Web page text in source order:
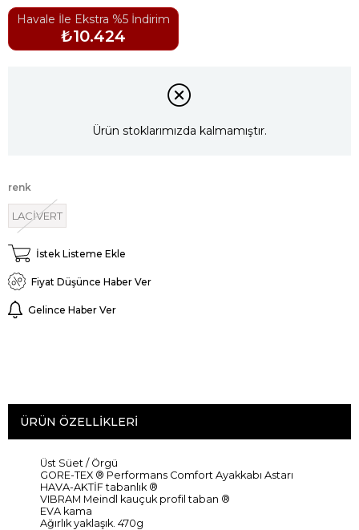
Havale İle Ekstra %5 İndirim
₺10.424
Ürün stoklarımızda kalmamıştır.
renk
LACİVERT
İstek Listeme Ekle
Fiyat Düşünce Haber Ver
Gelince Haber Ver
ÜRÜN ÖZELLIKLERI
Üst Süet / Örgü
GORE-TEX ® Performans Comfort Ayakkabı Astarı
HAVA-AKTİF tabanlık ®
VIBRAM Meindl kauçuk profil taban ®
EVA kama
Ağırlık yaklaşık 470g